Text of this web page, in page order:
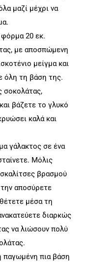
μαζί μέχρι να
20 εκ.
με αποσπώμενη
μείγμα και
όλη τη βάση της.
σοκολάτας,
βάζετε το γλυκό
καλά και
γάλακτος σε ένα
Μόλις
βρασμού
αποσύρετε
μέσα τη
διαρκώς
να λιώσουν πολύ
παγωμένη πια βάση